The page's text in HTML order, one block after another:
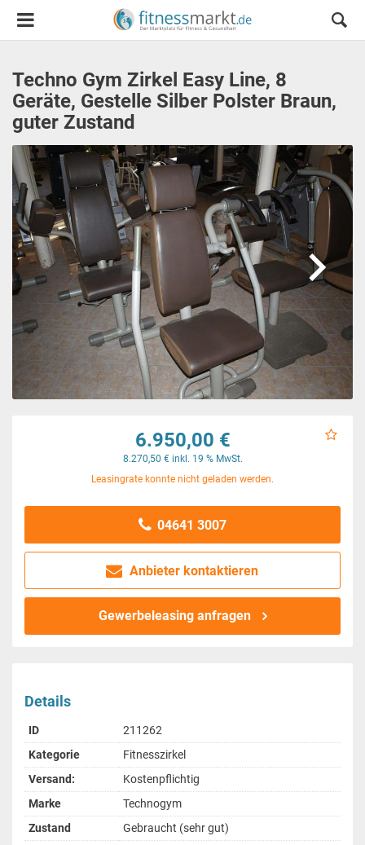
Techno Gym Zirkel Easy Line, 8
Geräte, Gestelle Silber Polster Braun,
guter Zustand

6.950,00 €
8.270,50 € inkl. 19 % MwSt.
Leasingrate konnte nicht geladen werden.
04641 3007
Anbieter kontaktieren
Gewerbeleasing anfragen
Details
ID
211262
Kategorie
Fitnesszirkel
Versand:
Kostenpflichtig
Marke
Technogym
Zustand
Gebraucht (sehr gut)